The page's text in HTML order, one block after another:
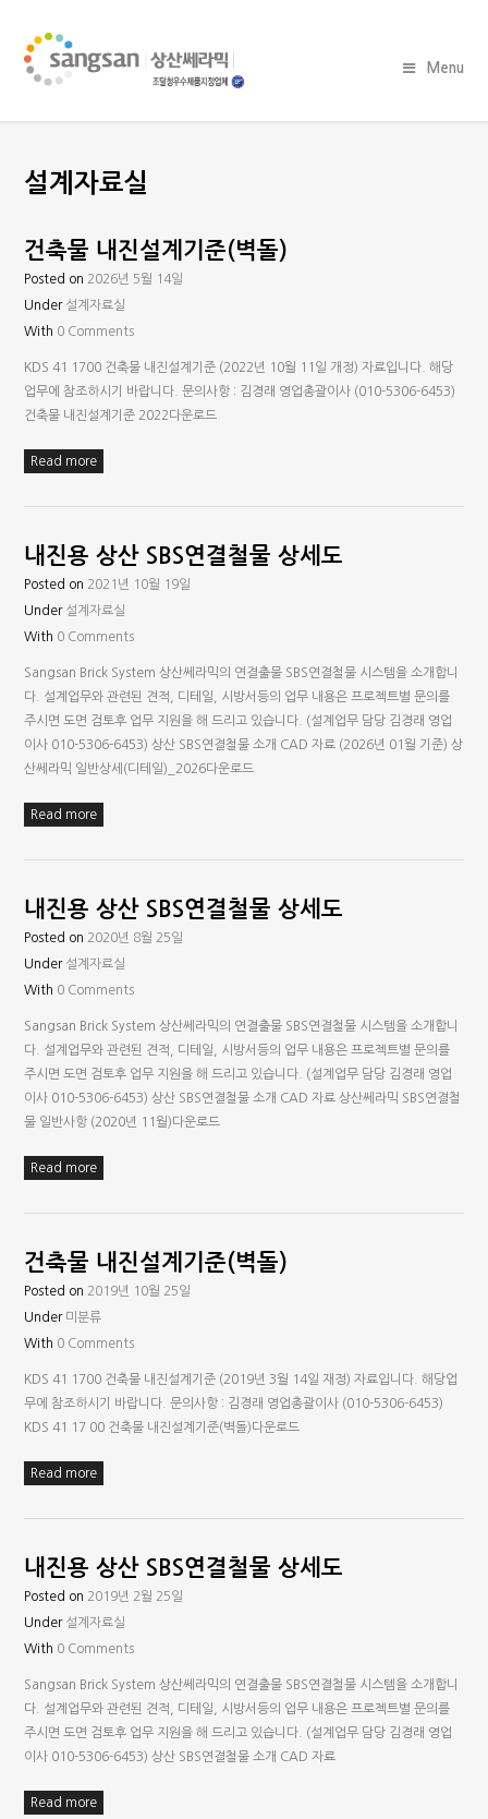
Menu
설계자료실
건축물 내진설계기준(벽돌)
Posted on 2026년 5월 14일
Under 설계자료실
With 0 Comments
KDS 41 1700 건축물 내진설계기준 (2022년 10월 11일 개정) 자료입니다. 해당
업무에 참조하시기 바랍니다. 문의사항 : 김경래 영업총괄이사 (010-5306-6453)
건축물 내진설계기준 2022다운로드
Read more
내진용 상산 SBS연결철물 상세도
Posted on 2021년 10월 19일
Under 설계자료실
With 0 Comments
Sangsan Brick System 상산쎄라믹의 연결출물 SBS연결철물 시스템을 소개합니
다. 설계업무와 관련된 견적, 디테일, 시방서등의 업무 내용은 프로젝트별 문의를
주시면 도면 검토후 업무 지원을 해 드리고 있습니다. (설계업무 담당 김경래 영업
이사 010-5306-6453) 상산 SBS연결철물 소개 CAD 자료 (2026년 01월 기준) 상
산쎄라믹 일반상세(디테일)_2026다운로드
Read more
내진용 상산 SBS연결철물 상세도
Posted on 2020년 8월 25일
Under 설계자료실
With 0 Comments
Sangsan Brick System 상산쎄라믹의 연결출물 SBS연결철물 시스템을 소개합니
다. 설계업무와 관련된 견적, 디테일, 시방서등의 업무 내용은 프로젝트별 문의를
주시면 도면 검토후 업무 지원을 해 드리고 있습니다. (설계업무 담당 김경래 영업
이사 010-5306-6453) 상산 SBS연결철물 소개 CAD 자료 상산쎄라믹 SBS연결철
물 일반사항 (2020년 11월)다운로드
Read more
건축물 내진설계기준(벽돌)
Posted on 2019년 10월 25일
Under 미분류
With 0 Comments
KDS 41 1700 건축물 내진설계기준 (2019년 3월 14일 재정) 자료입니다. 해당업
무에 참조하시기 바랍니다. 문의사항 : 김경래 영업총괄이사 (010-5306-6453)
KDS 41 17 00 건축물 내진설계기준(벽돌)다운로드
Read more
내진용 상산 SBS연결철물 상세도
Posted on 2019년 2월 25일
Under 설계자료실
With 0 Comments
Sangsan Brick System 상산쎄라믹의 연결출물 SBS연결철물 시스템을 소개합니
다. 설계업무와 관련된 견적, 디테일, 시방서등의 업무 내용은 프로젝트별 문의를
주시면 도면 검토후 업무 지원을 해 드리고 있습니다. (설계업무 담당 김경래 영업
이사 010-5306-6453) 상산 SBS연결철물 소개 CAD 자료
Read more